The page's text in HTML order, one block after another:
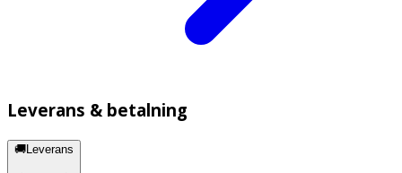
Leverans & betalning
🚚Leverans